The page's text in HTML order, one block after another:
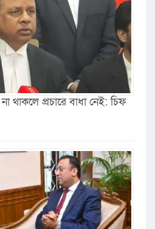
থাকলে প্রচারে বাধা নেই: চিফ